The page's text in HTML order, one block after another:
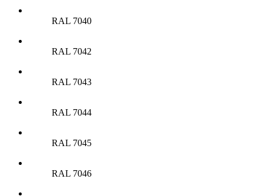
RAL 7040
RAL 7042
RAL 7043
RAL 7044
RAL 7045
RAL 7046